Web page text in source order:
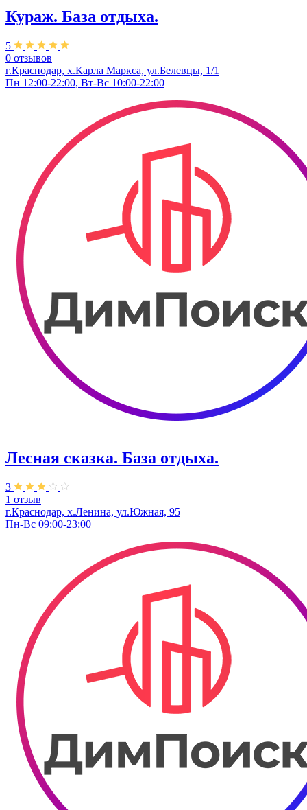
Кураж. База отдыха.
5
0 отзывов
г.Краснодар, х.Карла Маркса, ул.Белевцы, 1/1
Пн 12:00-22:00, Вт-Вс 10:00-22:00
Лесная сказка. База отдыха.
3
1 отзыв
г.Краснодар, х.Ленина, ул.Южная, 95
Пн-Вс 09:00-23:00